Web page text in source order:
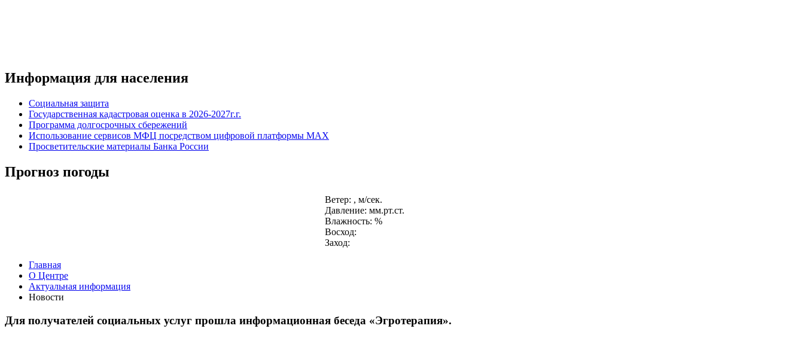
Информация для населения
Социальная защита
Государственная кадастровая оценка в 2026-2027г.г.
Программа долгосрочных сбережений
Использование сервисов МФЦ посредством цифровой платформы MAX
Просветительские материалы Банка России
Прогноз погоды
Ветер: , м/сек.
Давление: мм.рт.ст.
Влажность: %
Восход:
Заход:
Главная
О Центре
Актуальная информация
Новости
Для получателей социальных услуг прошла информационная беседа «Эгротерапия».